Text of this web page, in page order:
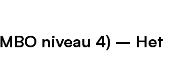
niveau 4) – Het